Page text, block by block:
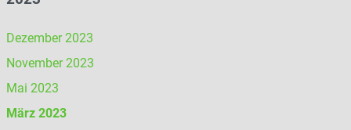
Dezember 2023
November 2023
Mai 2023
März 2023